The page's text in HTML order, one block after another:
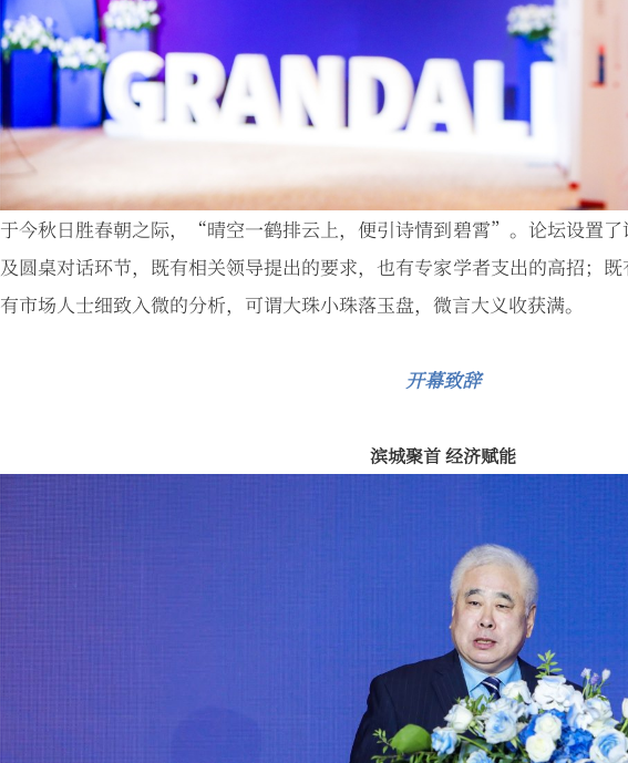
于今秋日胜春朝之际，“晴空一鹤排云上，便引诗情到碧霄”。论坛设置
及圆桌对话环节，既有相关领导提出的要求，也有专家学者支出的高招；
有市场人士细致入微的分析，可谓大珠小珠落玉盘，微言大义收获满。
开幕致辞
滨城聚首 经济赋能